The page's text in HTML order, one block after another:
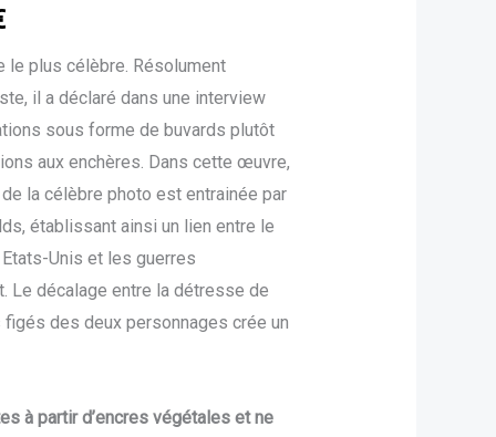
10,00 €
à
44,00 €
plus célèbre. Résolument
il a déclaré dans une interview
sous forme de buvards plutôt
aux enchères. Dans cette œuvre,
la célèbre photo est entrainée par
établissant ainsi un lien entre le
Unis et les guerres
Le décalage entre la détresse de
figés des deux personnages crée un
à partir d’encres végétales et ne